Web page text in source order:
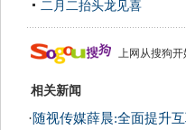
二月二抬头龙见喜
上网从搜狗开
相关新闻
·随视传媒薛晨:全面提升